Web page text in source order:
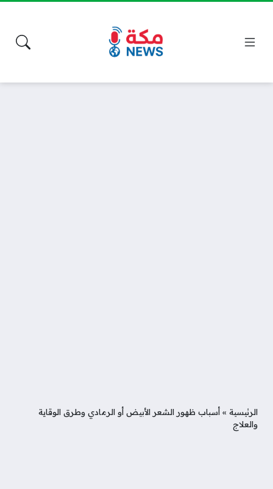
الرئيسية » أسباب ظهور الشعر الأبيض أو الرمادي وطرق الوقاية
والعلاج